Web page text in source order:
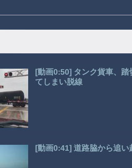
[動画0:50] タンク貨車、
てしまい脱線
[動画0:41] 道路脇から追